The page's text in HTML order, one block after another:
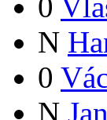
0
N
0
N